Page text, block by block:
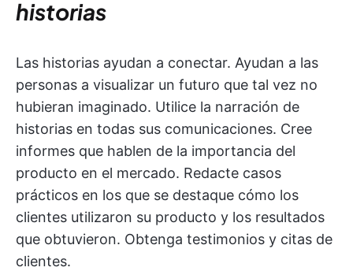
historias
Las historias ayudan a conectar. Ayudan a las
personas a visualizar un futuro que tal vez no
hubieran imaginado. Utilice la narración de
historias en todas sus comunicaciones. Cree
informes que hablen de la importancia del
producto en el mercado. Redacte casos
prácticos en los que se destaque cómo los
clientes utilizaron su producto y los resultados
que obtuvieron. Obtenga testimonios y citas de
clientes.